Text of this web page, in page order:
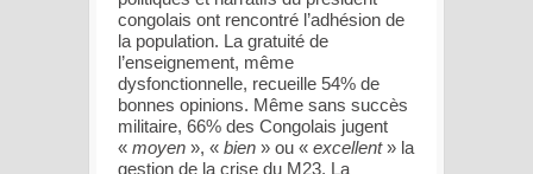
congolais ont rencontré l’adhésion de
la population. La gratuité de
l’enseignement, même
dysfonctionnelle, recueille 54% de
bonnes opinions. Même sans succès
militaire, 66% des Congolais jugent
« moyen », « bien » ou « excellent» la
gestion de la crise du M23. La